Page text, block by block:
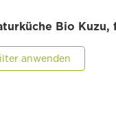
Bio
anwenden